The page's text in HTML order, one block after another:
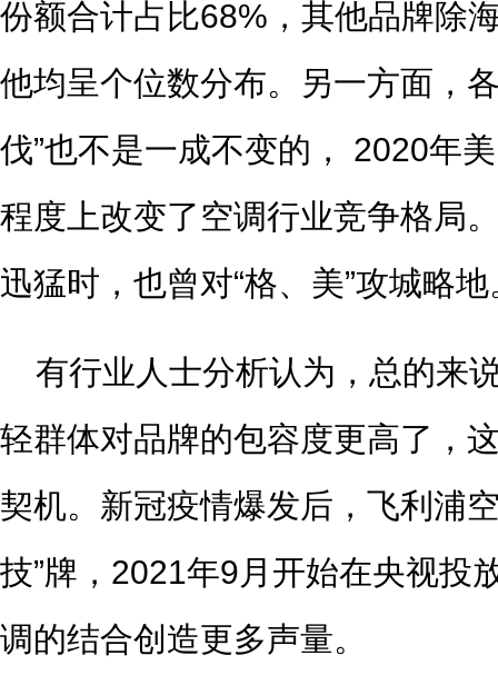
份额合计占比68%，其他品牌除
他均呈个位数分布。另一方面，
伐”也不是一成不变的， 2020年
程度上改变了空调行业竞争格局
迅猛时，也曾对“格、美”攻城略地
有行业人士分析认为，总的来
轻群体对品牌的包容度更高了，
契机。新冠疫情爆发后，飞利浦
技”牌，2021年9月开始在央视投
调的结合创造更多声量。